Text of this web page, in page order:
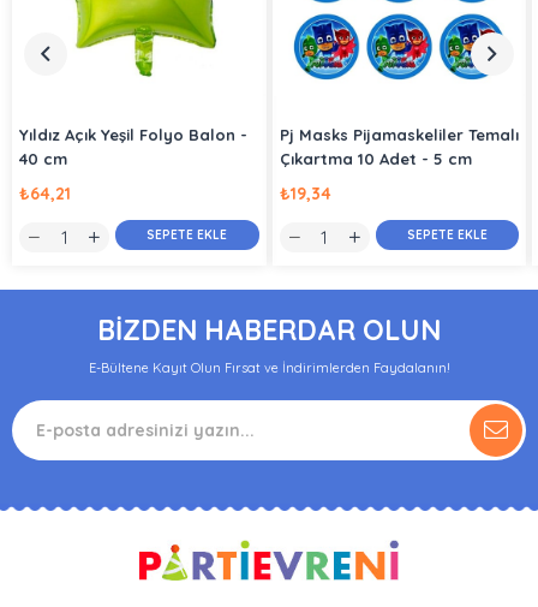
Yıldız Açık Yeşil Folyo Balon -
40 cm
₺64,21
SEPETE EKLE
Pj Masks Pijamaskeliler Temalı
Çıkartma 10 Adet - 5 cm
₺19,34
SEPETE EKLE
BİZDEN HABERDAR OLUN
E-Bültene Kayıt Olun Fırsat ve İndirimlerden Faydalanın!